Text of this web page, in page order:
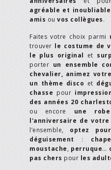
agréable et inoubliable
amis ou vos collègues.
Faites votre choix parmi
trouver le costume de
le plus original et
porter un ensemble
chevalier, animez
un thème disco et
chasse pour
des années 20
ou encore une
l'anniversaire de
l’ensemble, optez
déguisement :
moustache, perruque…
pas chers pour les